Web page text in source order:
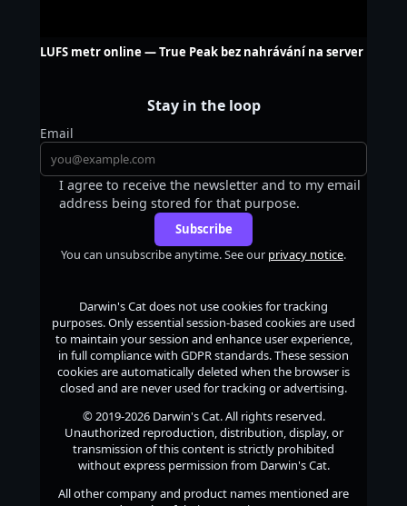
LUFS metr online — True Peak bez nahrávání na server
Stay in the loop
Email
I agree to receive the newsletter and to my email
address being stored for that purpose.
Subscribe
You can unsubscribe anytime. See our privacy notice.
Darwin's Catdoes not use cookies for tracking
purposes. Only essential session-based cookies are used
to maintain your session and enhance user experience,
in full compliance with GDPR standards. These session
cookies are automatically deleted when the browser is
closed and are never used for tracking or advertising.
© 2019-2026 Darwin's Cat. All rights reserved.
Unauthorized reproduction, distribution, display, or
transmission of this content is strictly prohibited
without express permission from Darwin's Cat.
All other company and product names mentioned are